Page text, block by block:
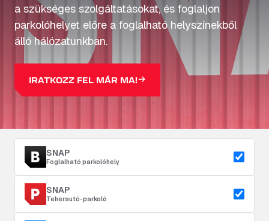
a szükséges szolgáltatásokat, és foglaljon
parkolóhelyet előre a foglalható helyszínekből
álló hálózatunkban.
IRATKOZZ FEL MÁR MA!
SNAP
Foglalható parkolóhely
SNAP
Teherautó-parkoló